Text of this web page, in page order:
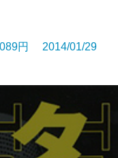
円 2014/01/29